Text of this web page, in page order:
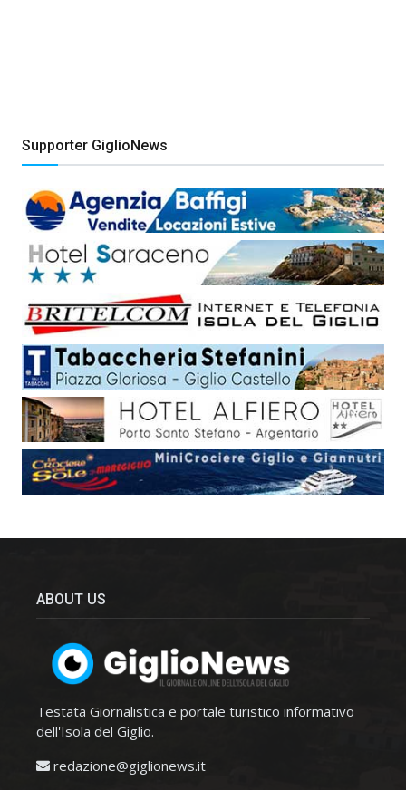
Supporter GiglioNews
ABOUT US
Testata Giornalistica e portale turistico informativo
dell'Isola del Giglio.
redazione@giglionews.it